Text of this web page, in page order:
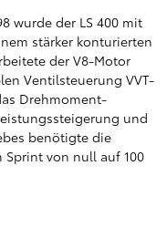
wurde der LS 400 mit
stärker konturierten
der V8-Motor
Ventilsteuerung VVT-
Drehmoment-
und
benötigte die
von null auf 100